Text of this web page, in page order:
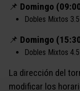
📌 Domingo
Dobles Mixtos
📌 Domingo
Dobles Mixtos
La dirección del
modificar los